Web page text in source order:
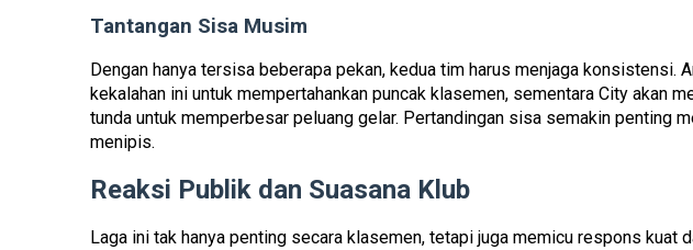
Tantangan Sisa Musim
Dengan hanya tersisa beberapa pekan, kedua tim harus menjaga konsistensi.
kekalahan ini untuk mempertahankan puncak klasemen, sementara City akan
tunda untuk memperbesar peluang gelar. Pertandingan sisa semakin penting
menipis.
Reaksi Publik dan Suasana Klub
Laga ini tak hanya penting secara klasemen, tetapi juga memicu respons kuat